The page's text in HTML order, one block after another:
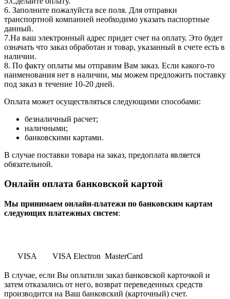
6. Заполните пожалуйста все поля. Для отправки
транспортной компанией необходимо указать паспортные
данный.
7.На ваш электронный адрес придет счет на оплату. Это будет
означать что заказ обработан и товар, указанный в счете есть в
наличии.
8. По факту оплаты мы отправим Вам заказ. Если какого-то
наименования нет в наличии, мы можем предложить поставку
под заказ в течение 10-20 дней.
Оплата может осуществляться следующими способами:
безналичный расчет;
наличными;
банковскими картами.
В случае поставки товара на заказ, предоплата является
обязательной.
Онлайн оплата банковской картой
Мы принимаем онлайн-платежи по банковским картам
cледующих платежных систем:
VISA VISA Electron MasterCard
В случае, если Вы оплатили заказ банковской карточкой и
затем отказались от него, возврат переведенных средств
производится на Ваш банковский (карточный) счет.